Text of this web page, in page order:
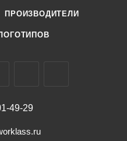
ПРОИЗВОДИТЕЛИ
49-29